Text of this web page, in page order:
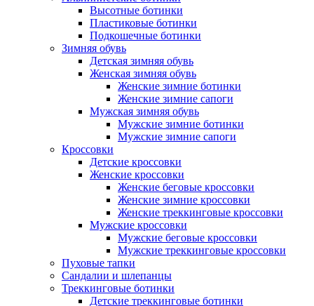
Высотные ботинки
Пластиковые ботинки
Подкошечные ботинки
Зимняя обувь
Детская зимняя обувь
Женская зимняя обувь
Женские зимние ботинки
Женские зимние сапоги
Мужская зимняя обувь
Мужские зимние ботинки
Мужские зимние сапоги
Кроссовки
Детские кроссовки
Женские кроссовки
Женские беговые кроссовки
Женские зимние кроссовки
Женские треккинговые кроссовки
Мужские кроссовки
Мужские беговые кроссовки
Мужские треккинговые кроссовки
Пуховые тапки
Сандалии и шлепанцы
Треккинговые ботинки
Детские треккинговые ботинки